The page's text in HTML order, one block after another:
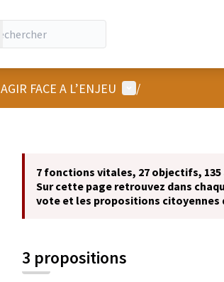
AGIR FACE A L’ENJEU Menu utilisateur
/
7 fonctions vitales, 27 objectifs,
Sur cette page retrouvez dans
vote et les propositions citoyennes
3 propositions